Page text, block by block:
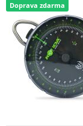
Doprava zdarma